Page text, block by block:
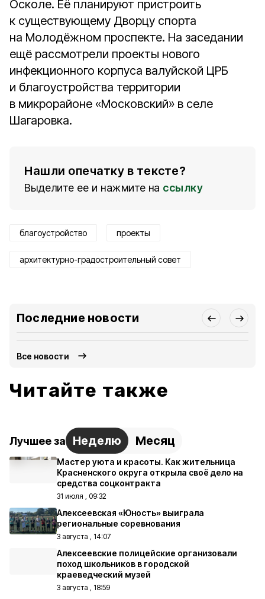
Осколе. Её планируют пристроить
к существующему Дворцу спорта
на Молодёжном проспекте. На заседании
ещё рассмотрели проекты нового
инфекционного корпуса валуйской ЦРБ
и благоустройства территории
в микрорайоне «Московский» в селе
Шагаровка.
Нашли опечатку в тексте?
Выделите ее и нажмите на ссылку
благоустройство проекты
архитектурно-градостроительный совет
Последние новости
Все новости
Читайте также
Лучшее за Неделю Месяц
Мастер уюта и красоты. Как жительница
Красненского округа открыла своё дело на
средства соцконтракта
31 июля , 09:32
Алексеевская «Юность» выиграла
региональные соревнования
3 августа , 14:07
Алексеевские полицейские организовали
поход школьников в городской
краеведческий музей
3 августа , 18:59